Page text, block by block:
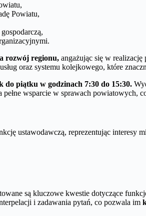
Powiatu,
rozwój regionu, angażując się w
oraz systemu kolejkowego, które
do piątku w godzinach 7:30 do 15:30.
wsparcie w sprawach powiatowych,
ustawodawczą, reprezentując interesy
są kluczowe kwestie dotyczące
i zadawania pytań, co pozwala im